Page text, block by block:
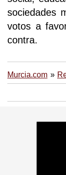
sociedades
votos a
contra.
Murcia.com